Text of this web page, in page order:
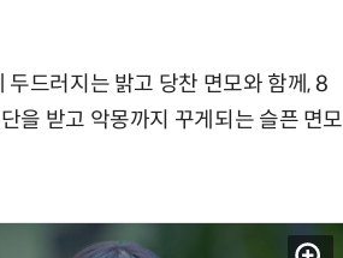
드러지는 밝고 당찬 면모와 함께, 8
을 받고 악몽까지 꾸게되는 슬픈 면모